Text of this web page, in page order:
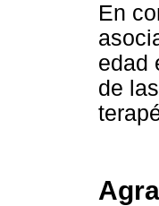
En
edad
de